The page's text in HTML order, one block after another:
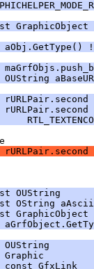
rURLPair.second
OUString
OString
GraphicObject
GfxLink